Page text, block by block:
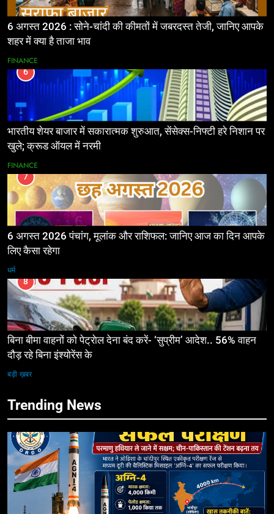
6 अगस्त 2026 : सोने-चांदी की कीमतों में जबरदस्त तेजी, जानिए आपके
शहर में क्या है ताजा भाव
FINANCE
6
भारतीय शेयर बाजार में सकारात्मक शुरुआत, सेंसेक्स-निफ्टी हरे निशान पर
खुले; क्रूड ऑयल में नरमी
FINANCE
7
6 अगस्त 2026 पंचांग, मूलांक और राशिफल: जानिए आज का दिन आपके
लिए कैसा रहेगा
धर्म
8
बिना बीमा वाहनों को पेट्राेल देना बंद करें- ‘सुप्रीम’ आदेश.. 56% वाहन
दौड़ रहे बिना इंश्योरेंस के
बड़ी ख़बर
Trending News